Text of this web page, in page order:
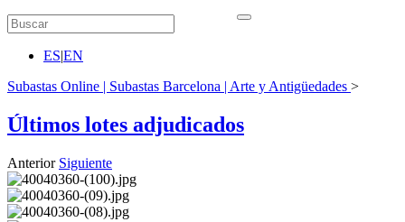
ES|EN
Subastas Online | Subastas Barcelona | Arte y Antigüedades >
Últimos lotes adjudicados
Anterior Siguiente